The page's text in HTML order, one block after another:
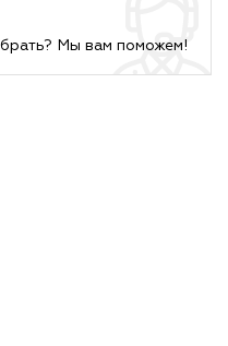
Мы вам поможем!